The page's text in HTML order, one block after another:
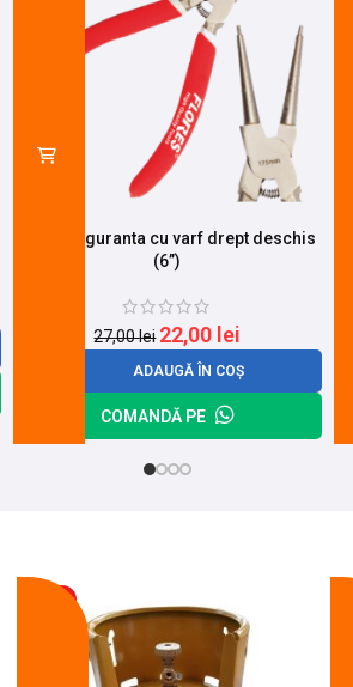
Cleste siguranta cu varf drept deschis
(6”)
27,00lei 22,00 lei
ADAUGĂ ÎN COȘ
COMANDĂ PE